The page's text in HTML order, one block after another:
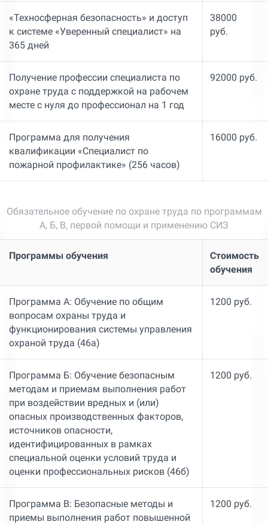
«Техносферная безопасность» и доступ
к системе «Уверенный специалист» на
365 дней
38000
руб.
Получение профессии специалиста по
охране труда с поддержкой на рабочем
месте с нуля до профессионал на 1 год
92000 руб.
Программа для получения
квалификации «Специалист по
пожарной профилактике» (256 часов)
16000 руб.
Обязательное обучение по охране труда по программам
А, Б, В, первой помощи и применению СИЗ
Программы обучения
Стоимость
обучения
Программа А: Обучение по общим
вопросам охраны труда и
функционирования системы управления
охраной труда (46а)
1200 руб.
Программа Б: Обучение безопасным
методам и приемам выполнения работ
при воздействии вредных и (или)
опасных производственных факторов,
источников опасности,
идентифицированных в рамках
специальной оценки условий труда и
оценки профессиональных рисков (46б)
1200 руб.
Программа В: Безопасные методы и
приемы выполнения работ повышенной
1200 руб.